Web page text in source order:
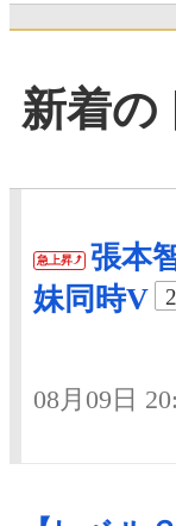
新着の
急上昇
張本
妹同時V
08月09日